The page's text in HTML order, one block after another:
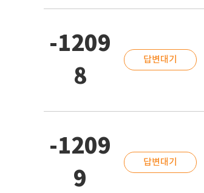
-1209
8
답변대기
-1209
9
답변대기